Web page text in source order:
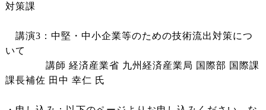
対策課
講演3：中堅・中小企業等のための技術流出対策につ
いて
講師 経済産業省 九州経済産業局 国際部 国際課
課長補佐 田中 幸仁 氏